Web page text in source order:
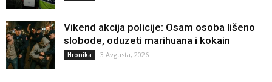
Vikend akcija policije: Osam osoba lišeno
slobode, oduzeti marihuana i kokain
Hronika 3 Avgusta, 2026